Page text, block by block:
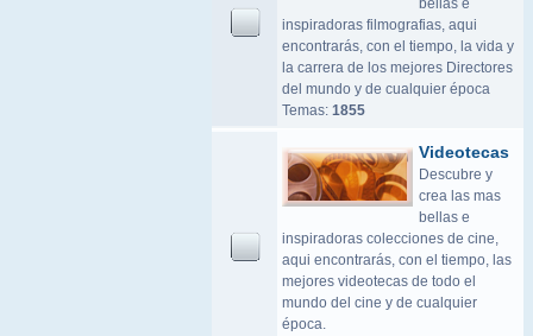
bellas e
inspiradoras filmografias, aqui
encontrarás, con el tiempo, la vida y
la carrera de los mejores Directores
del mundo y de cualquier época
Temas: 1855
Videotecas
Descubre y
crea las mas
bellas e
inspiradoras colecciones de cine,
aqui encontrarás, con el tiempo, las
mejores videotecas de todo el
mundo del cine y de cualquier
época.